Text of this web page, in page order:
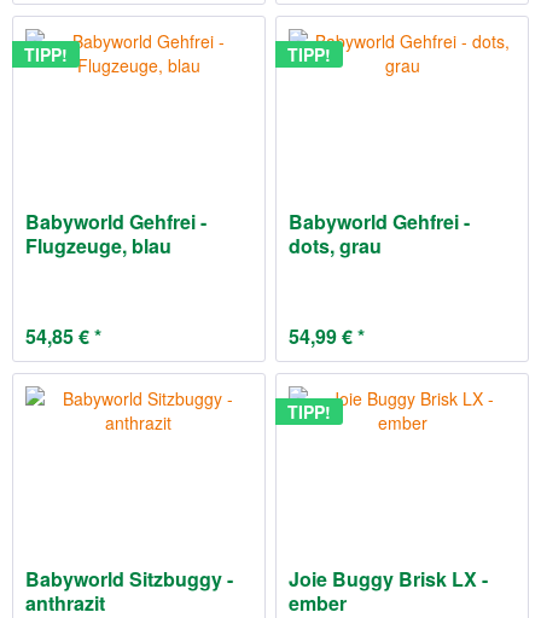
TIPP!
Babyworld Gehfrei -
Flugzeuge, blau
54,85 € *
TIPP!
Babyworld Gehfrei -
dots, grau
54,99 € *
Babyworld Sitzbuggy -
anthrazit
TIPP!
Joie Buggy Brisk LX -
ember